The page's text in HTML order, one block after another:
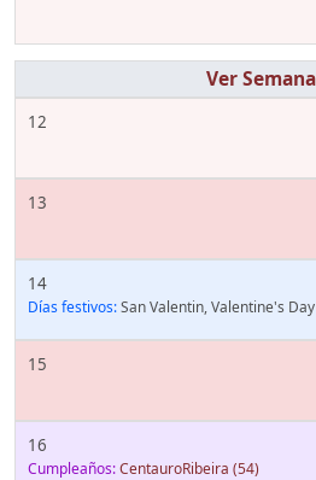
12
13
14
Días festivos:San Valentin, Valentine's Day
15
16
Cumpleaños:CentauroRibeira (54)